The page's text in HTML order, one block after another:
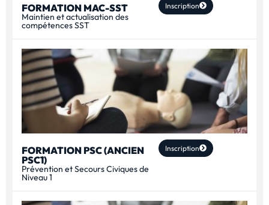
FORMATION MAC-SST
Maintien et actualisation des
compétences SST
Inscription
FORMATION PSC (ANCIEN
PSC1)
Prévention et Secours Civiques de
Niveau 1
Inscription